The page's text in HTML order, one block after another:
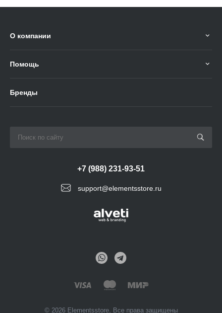
О компании
Помощь
Бренды
support@elementsstore.ru
+7 (988) 231-93-51
© 2026 Elementsstore, Все права защищены